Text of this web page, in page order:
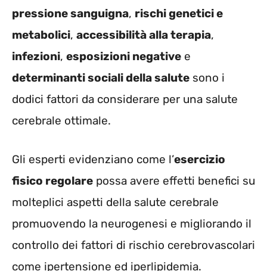
pressione sanguigna, rischi genetici e
metabolici, accessibilità alla terapia,
infezioni, esposizioni negative e
determinanti sociali della salute sono i
dodici fattori da considerare per una salute
cerebrale ottimale.
Gli esperti evidenziano come l’esercizio
fisico regolare possa avere effetti benefici su
molteplici aspetti della salute cerebrale
promuovendo la neurogenesi e migliorando il
controllo dei fattori di rischio cerebrovascolari
come ipertensione ed iperlipidemia.